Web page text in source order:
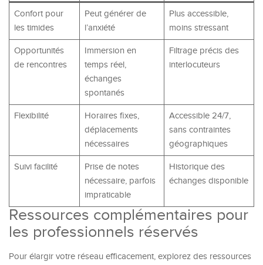
Confort pour
les timides
Peut générer de
l’anxiété
Plus accessible,
moins stressant
Opportunités
de rencontres
Immersion en
temps réel,
échanges
spontanés
Filtrage précis des
interlocuteurs
Flexibilité
Horaires fixes,
déplacements
nécessaires
Accessible 24/7,
sans contraintes
géographiques
Suivi facilité
Prise de notes
nécessaire, parfois
impraticable
Historique des
échanges disponible
Ressources complémentaires pour
les professionnels réservés
Pour élargir votre réseau efficacement, explorez des ressources